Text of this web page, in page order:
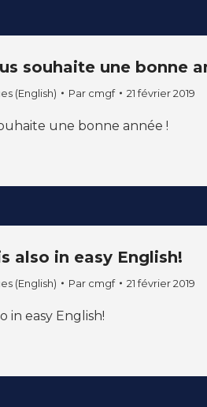
souhaite une bonne
(English) Par cmgf 21 février 2019
une bonne année !
also in easy English!
(English) Par cmgf 21 février 2019
in easy English!